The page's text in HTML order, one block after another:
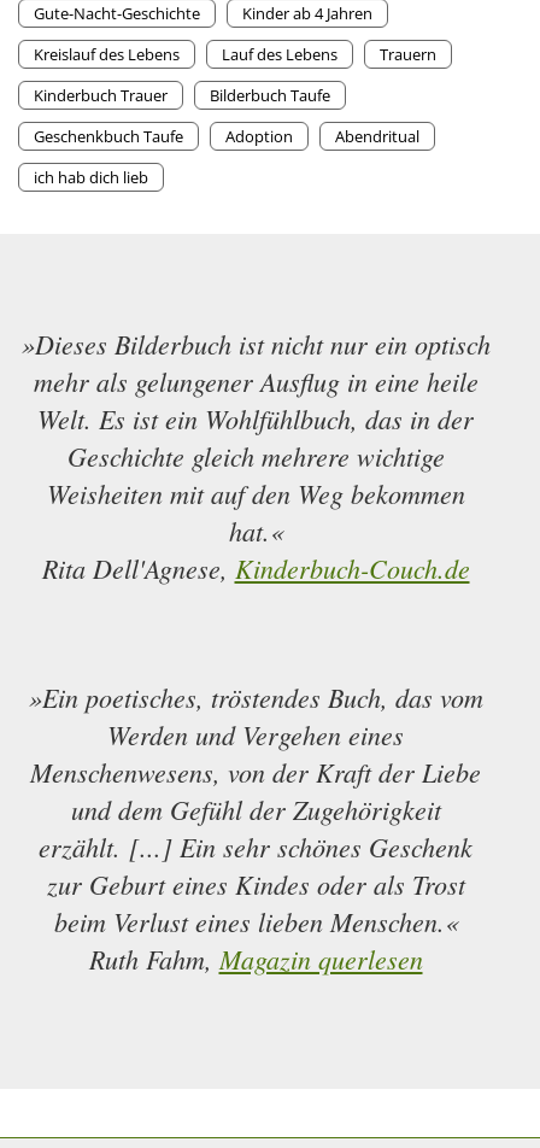
Gute-Nacht-Geschichte
Kinder ab 4 Jahren
Kreislauf des Lebens
Lauf des Lebens
Trauern
Kinderbuch Trauer
Bilderbuch Taufe
Geschenkbuch Taufe
Adoption
Abendritual
ich hab dich lieb
»Dieses Bilderbuch ist nicht nur ein optisch
mehr als gelungener Ausflug in eine heile
Welt. Es ist ein Wohlfühlbuch, das in der
Geschichte gleich mehrere wichtige
Weisheiten mit auf den Weg bekommen
hat.«
Rita Dell'Agnese, Kinderbuch-Couch.de
»Ein poetisches, tröstendes Buch, das vom
Werden und Vergehen eines
Menschenwesens, von der Kraft der Liebe
und dem Gefühl der Zugehörigkeit
erzählt. [...] Ein sehr schönes Geschenk
zur Geburt eines Kindes oder als Trost
beim Verlust eines lieben Menschen.«
Ruth Fahm, Magazin querlesen